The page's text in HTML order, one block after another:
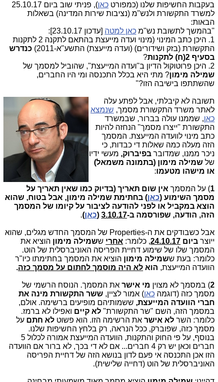
בעקבות החשיפות שלנו (כמפורט כאן
), פניתי שוב ביום 25.10.17
למשרד התקשורת ולנש"מ (נציבות שירות המדינה) בשאלות
הבאות:
"בהמשך לתשובת נש"מ כאן למטה [עדכון 23.10.17]:
1. היכן כתב המינוי (מינוי ועדה מייעצת בהתאם לתקנה 2 לתקנות
התקשורת (בזק ושידורים) (ועדה מייעצת) התשע"א-2011)
כנדרש
בסעיף 2(ח) לתקנות
?
2. היכן פרוטוקול הדיון ב"ועדה המייעצת", שהוביל למסמך של
שמילה מימון? מתי היא בכלל התכנסה ומי היו החברים,
שהשתתפו בישיבה הזו?"
תשובה לא קיבלתי, אבל לפתע עלה
לאתר משרד התקשורת מסמך, שנמצא
כאן, שממנו עולה בברור, שבמשרד
התקשורת "ייצרו מסמך" הנחזה להיות
כתב מינוי לוועדה המייעצת. המסמך
הזה מעלה כמה שאלות די כבדות, כי
ניכר ממנו, שמדובר בפיברוק, מעשי ידיו
של שמילה מימון (בתמונה משמאל)
או מישהו מטעמו:
1) על המסמך אין שום תאריך (בדיוק כמו שאין תאריך על
מסמך השימוע (כאן) בחתימת שמילה מימון, אבל בטוח, שהוא
הוצא במקביל או לפני להודעה לציבור על קיומו של המסמך
הזה, הודעה, שפורסמה ב-3.10.17
(כאן)
.
אבל כשבודקים את ה-Properties של המסמך החדש מגלים, שהוא
ייוצר ביום 24.10.17, כלומר: אחרי ששמילה מימון הוציא את
המסמך שלו של שימוע דחיית הפריסה האוניברסלית של הוט.
כלומר: בעת ששמילה מימון הוציא את המסמך בחתימתו כיו"ר
הוועדה המייעצת, הוא לא היה מוסמך לחתום על מסמך כזה.
2) במסמך לא מצוין מי אישר את המסמך. הנוסח הרשמי של
מסמך כזה (דוגמה כאן) אמור לציין, ששר התקשורת מינה את
חברי הוועדה המייעצת, ששמותיהם מופיעים ברשימה. אולם,
במסמך הזה, השם "שר התקשורת" לא קיים ואפילו לא ברמז.
כלומר: השר לא אישר את הרשימה הזו. הוא פשוט לא חתם על
מסמך כזה, שפוברק, ככל הנראה, רק בלחץ החשיפות שלנו.
בנוסף, על פי החוק והתקנות, הוועדה המייעצת אמורה לכלול 5
חברים וכאן יש רק 4 חברים... אם לא די בכך, לא ברור אם הוועדה
הזו אכן התכנסה אי פעם לדון בנושא הזה של דחיית הפריסה
האוניברסלית של הוט (דחייה שלישית).